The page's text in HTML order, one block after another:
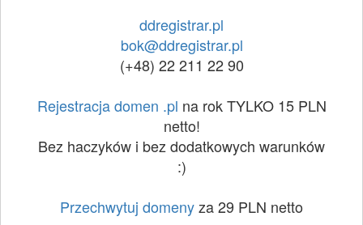
ddregistrar.pl
bok@ddregistrar.pl
(+48) 22 211 22 90
Rejestracja domen .pl na rok TYLKO 15 PLN
netto!
Bez haczyków i bez dodatkowych warunków
:)
Przechwytuj domenyza 29 PLN netto